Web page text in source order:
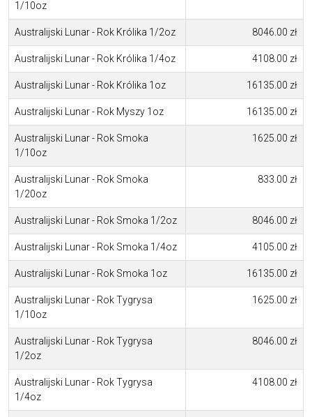
1/10oz
Australijski Lunar - Rok Królika 1/2oz 8046.00 zł
Australijski Lunar - Rok Królika 1/4oz 4108.00 zł
Australijski Lunar - Rok Królika 1oz 16135.00 zł
Australijski Lunar - Rok Myszy 1oz 16135.00 zł
Australijski Lunar - Rok Smoka
1/10oz
1625.00 zł
Australijski Lunar - Rok Smoka
1/20oz
833.00 zł
Australijski Lunar - Rok Smoka 1/2oz 8046.00 zł
Australijski Lunar - Rok Smoka 1/4oz 4105.00 zł
Australijski Lunar - Rok Smoka 1oz 16135.00 zł
Australijski Lunar - Rok Tygrysa
1/10oz
1625.00 zł
Australijski Lunar - Rok Tygrysa
1/2oz
8046.00 zł
Australijski Lunar - Rok Tygrysa
1/4oz
4108.00 zł